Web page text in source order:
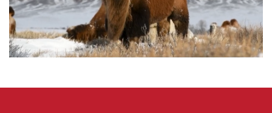
Засгийн газар энэ оныг дуустал
санхүүгийн хэмнэлтийн гор...
2026/08/06